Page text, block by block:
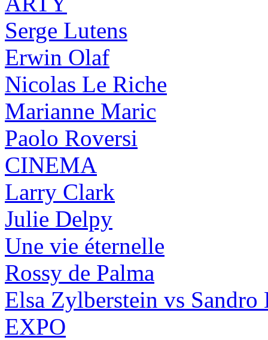
Serge Lutens
Erwin Olaf
Nicolas Le Riche
Marianne Maric
Paolo Roversi
CINEMA
Larry Clark
Julie Delpy
Une vie éternelle
Rossy de Palma
Elsa Zylberstein vs Sandro
EXPO